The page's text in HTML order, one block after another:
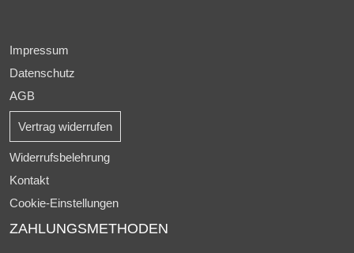
Impressum
Datenschutz
AGB
Vertrag widerrufen
Widerrufsbelehrung
Kontakt
Cookie-Einstellungen
ZAHLUNGSMETHODEN